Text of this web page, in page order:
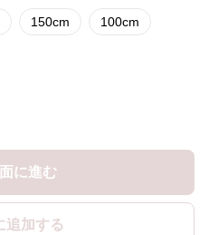
150cm 100cm
に進む
追加する